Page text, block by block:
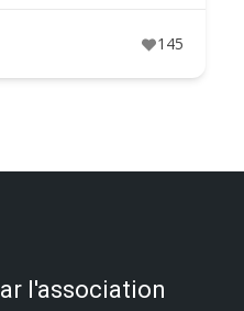
145
l'association